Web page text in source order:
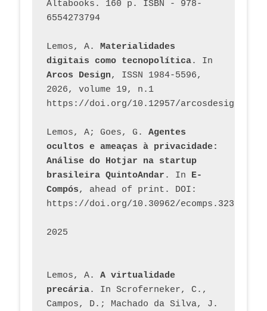
Altabooks. 160 p. ISBN - 978-
6554273794
Lemos, A. Materialidades
digitais como tecnopolítica
Arcos Design, ISSN 1984-5596,
2026, volume 19, n.1
https://doi.org/10.12957/
Lemos, A; Goes, G. Agentes
ocultos e ameaças à privacidade:
Análise do Hotjar na startup
brasileira QuintoAndar . In E-
Compós, ahead of print. DOI:
https://doi.org/10.30962/ecomps.3231
2025
Lemos, A. A virtualidade
precária. In Scroferneker, C.,
Campos, D.; Machado da Silva, J.